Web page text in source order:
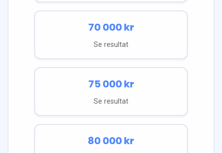
70 000kr
Se resultat
75 000kr
Se resultat
80 000kr